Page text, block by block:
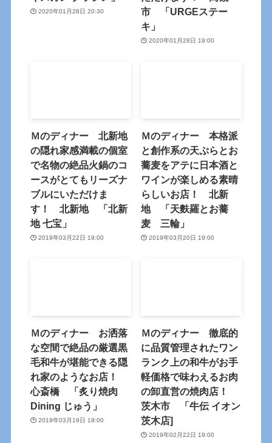
2020年01月28日 20:30
市 「URGEステー
キ」
2020年01月28日 19:00
Ｍのディナー 北新地
の隠れ家感満載の個室
で名物の絶品火鍋のコ
ースがとてもリーズナ
ブルにいただけま
す！ 北新地 「北新
地 七宝」
2019年03月22日 19:00
Ｍのディナー 本格派
と創作系の天ぷらとお
蕎麦をアテに日本酒と
ワインが楽しめる素晴
らしいお店！ 北新
地 「天麩羅とお蕎
麦 三輪」
2019年03月20日 19:00
Ｍのディナー お洒落
な空間で絶品の厳選黒
毛和牛が堪能できる隠
れ家のようなお店！
心斎橋 「炙り焼肉
Dining じゅう」
2019年03月19日 19:00
Ｍのディナー 徹底的
に品質管理されたワン
ランク上の和牛がお手
軽価格で味わえるお肉
の卸直営の焼肉店！
茨木市 「牛伝 イオン
茨木店]
2019年02月22日 19:00